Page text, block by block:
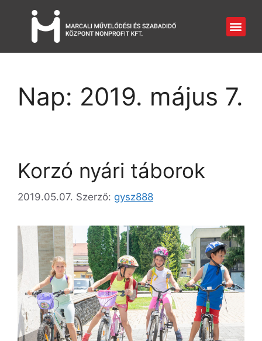
Nap: 2019. május 7.
Korzó nyári táborok
2019.05.07. Szerző: gysz888